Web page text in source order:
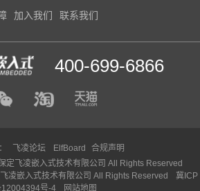
加入我们 联系我们
400-699-6866
飞凌论坛 ElfBoard
合规声明
定飞凌嵌入式技术有限公司 All Rights Reserved
凌嵌入式技术有限公司 All Rights Reserved
冀ICP
12004394号-4
网站地图